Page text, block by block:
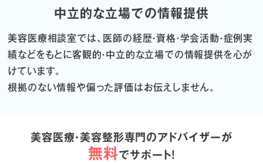
中立的な立場での情報提供
美容医療相談室では、医師の経歴・資格・学会活動・症例実
績などをもとに客観的・中立的な立場での情報提供を心が
けています。
根拠のない情報や偏った評価はお伝えしません。
美容医療・美容整形専門のアドバイザーが
無料でサポート！